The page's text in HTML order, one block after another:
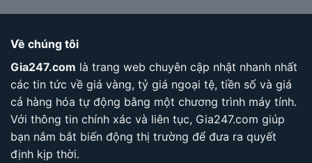
Về chúng tôi
Gia247.com là trang web chuyên cập nhật nhanh nhất
các tin tức về giá vàng, tỷ giá ngoại tệ, tiền số và giá
cả hàng hóa tự động bằng một chương trình máy tính.
Với thông tin chính xác và liên tục, Gia247.com giúp
bạn nắm bắt biến động thị trường để đưa ra quyết
định kịp thời.